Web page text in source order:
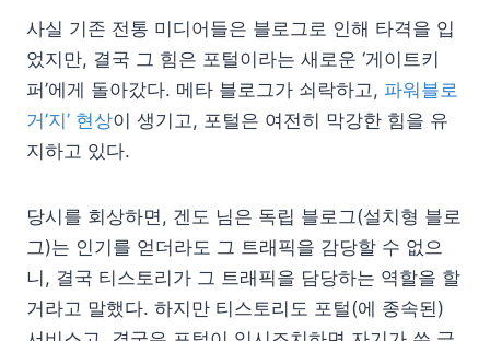
사실 기존 전통 미디어들은 블로그로 인해 타격을 입
었지만, 결국 그 힘은 포털이라는 새로운 ‘게이트키
퍼’에게 돌아갔다. 메타 블로그가 쇠락하고, 파워블로
거’지’ 현상이 생기고, 포털은 여전히 막강한 힘을 유
지하고 있다.
당시를 회상하면, 겐도 님은 독립 블로그(설치형 블로
그)는 인기를 얻더라도 그 트래픽을 감당할 수 없으
니, 결국 티스토리가 그 트래픽을 담당하는 역할을 할
거라고 말했다. 하지만 티스토리도 포털(에 종속된)